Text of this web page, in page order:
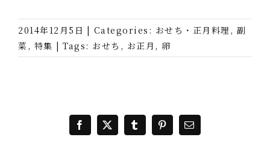
2014年12月5日 | Categories: おせち・正月料理 , 副
菜 , 特集 | Tags: おせち , お正月 , 卵
Facebook
X TumblrPinterest
電